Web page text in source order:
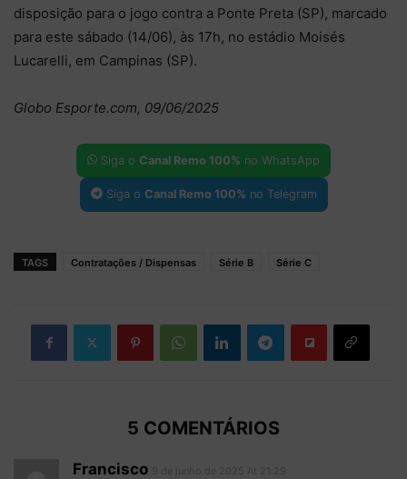
disposição para o jogo contra a Ponte Preta (SP), marcado
para este sábado (14/06), às 17h, no estádio Moisés
Lucarelli, em Campinas (SP).
Globo Esporte.com, 09/06/2025
Siga o Canal Remo 100% no WhatsApp
Siga o Canal Remo 100% no Telegram
TAGS Contratações / Dispensas Série B Série C
5 COMENTÁRIOS
Francisco